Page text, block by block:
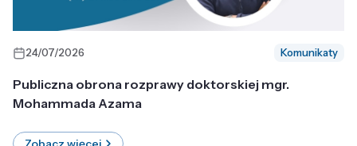
24/07/2026 Komunikaty
Publiczna obrona rozprawy doktorskiej mgr.
Mohammada Azama